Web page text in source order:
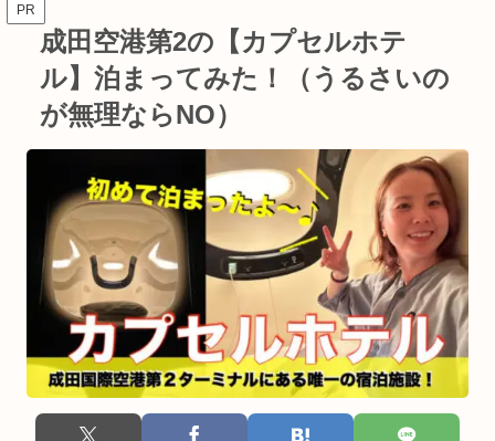
PR
成田空港第2の【カプセルホテ
ル】泊まってみた！（うるさいの
が無理ならNO）